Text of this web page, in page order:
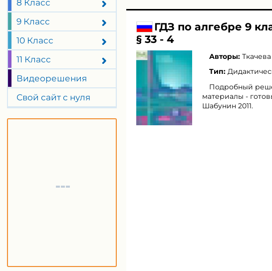
8 Класс
9 Класс
10 Класс
11 Класс
Видеорешения
Свой сайт с нуля
ГДЗ по алгебре 9
§ 33 - 4
Авторы:
Тип:
Подробный
материалы -
Шабунин 2011.